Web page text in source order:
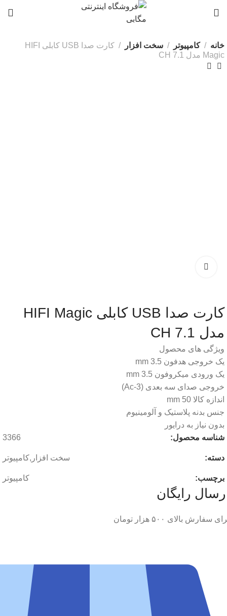
0
خانه کامپیوتر سخت افزار
کارت صدا USB کابلی HIFI
Magic مدل 7.1 CH
کارت صدا USB کابلی HIFI Magic
مدل 7.1 CH
ویژگی های محصول
یک خروجی هدفون 3.5 mm
یک ورودی میکروفون 3.5 mm
خروجی صدای سه بعدی (Ac-3)
اندازه کالا 50 mm
جنس بدنه پلاستیک و آلومینیوم
بدون نیاز به درایور
شناسه محصول:
3366
دسته: سخت افزار ,کامپیوتر
برچسب: کامپیوتر
رایگان
سفارش‌ بالای ۵۰۰ هزار تومان